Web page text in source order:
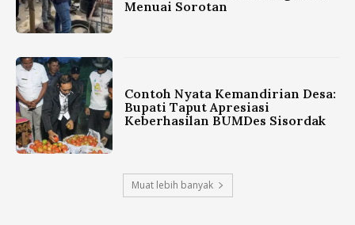
Menuai Sorotan
Contoh Nyata Kemandirian Desa:
Bupati Taput Apresiasi
Keberhasilan BUMDes Sisordak
Muat lebih banyak